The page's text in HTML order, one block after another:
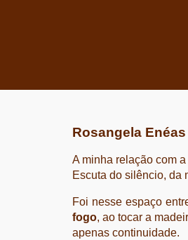
Rosangela
A minha relação com
Escuta do silêncio, da
Foi nesse espaço
fogo, ao tocar a
apenas continuidade.